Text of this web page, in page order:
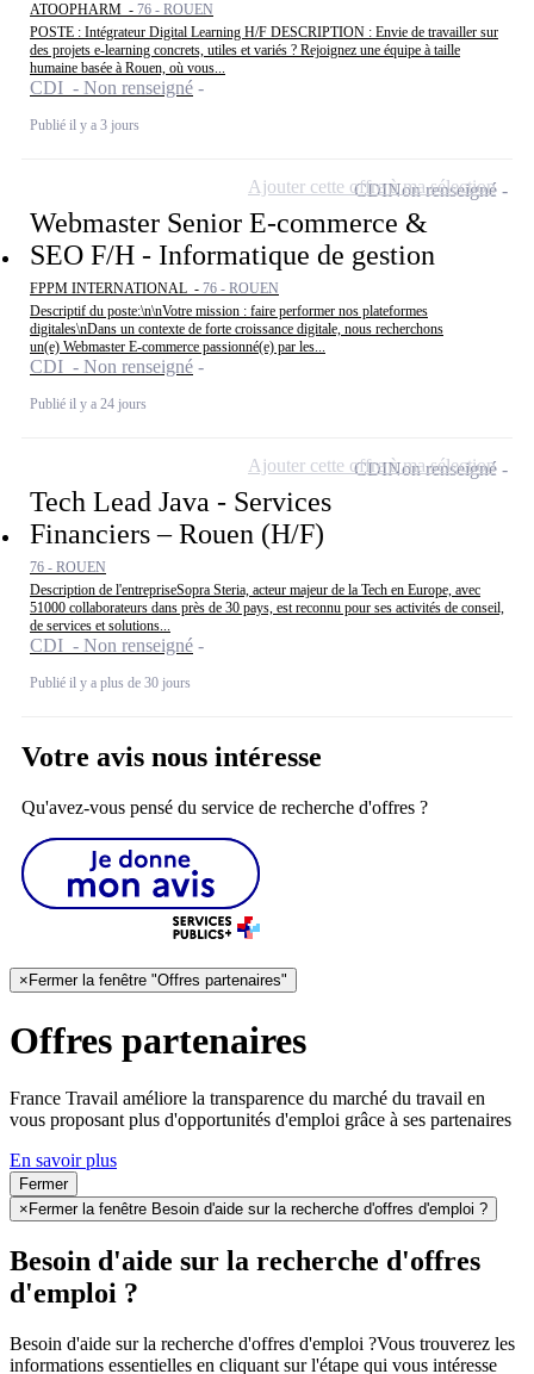
ATOOPHARM - 76 - ROUEN
POSTE : Intégrateur Digital Learning H/F DESCRIPTION : Envie de travailler sur
des projets e-learning concrets, utiles et variés ? Rejoignez une équipe à taille
humaine basée à Rouen, où vous...
CDI - Non renseigné
Publié il y a 3 jours
Webmaster Senior E-commerce &
SEO F/H - Informatique de gestion
FPPM INTERNATIONAL - 76 - ROUEN
Descriptif du poste:\n\nVotre mission : faire performer nos plateformes
digitales\nDans un contexte de forte croissance digitale, nous recherchons
un(e) Webmaster E-commerce passionné(e) par les...
CDI - Non renseigné
Publié il y a 24 jours
CDINon renseigné
Ajouter cette offre à ma sélection
Tech Lead Java - Services
Financiers – Rouen (H/F)
76 - ROUEN
Description de l'entrepriseSopra Steria, acteur majeur de la Tech en Europe, avec
51000 collaborateurs dans près de 30 pays, est reconnu pour ses activités de conseil,
de services et solutions...
CDI - Non renseigné
Publié il y a plus de 30 jours
CDINon renseigné
Ajouter cette offre à ma sélection
Votre avis nous intéresse
Qu'avez-vous pensé du service de recherche d'offres ?
× Fermer la fenêtre "Offres partenaires"
Offres partenaires
France Travail améliore la transparence du marché du travail en
vous proposant plus d'opportunités d'emploi grâce à ses partenaires
En savoir plus
Fermer
× Fermer la fenêtre Besoin d'aide sur la recherche d'offres d'emploi ?
Besoin d'aide sur la recherche d'offres
d'emploi ?
Besoin d'aide sur la recherche d'offres d'emploi ?Vous trouverez les
informations essentielles en cliquant sur l'étape qui vous intéresse